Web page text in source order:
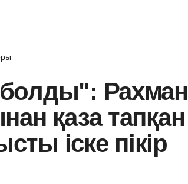
Рахман
қаза тапқан
іске пікір